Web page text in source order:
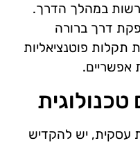
במהלך הדרך.
דרך ברורה
פוטנציאליות
אפשריים.
עסקית, יש להקדיש